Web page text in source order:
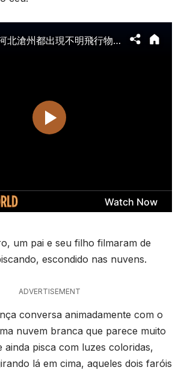
um pai e seu filho filmaram de
escondido nas nuvens.
ADVERTISEMENT
conversa animadamente com o
nuvem branca que parece muito
ainda pisca com luzes coloridas,
lá em cima, aqueles dois faróis